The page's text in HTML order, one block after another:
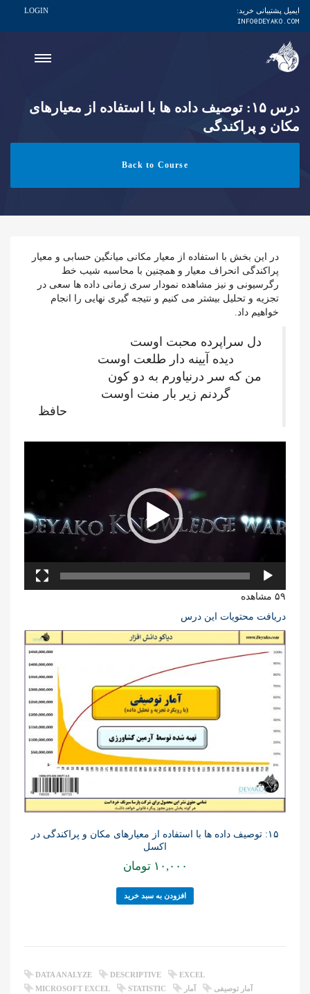
ایمیل پشتیبانی خرید:
INFO@DEYAKO.COM
LOGIN
درس ۱۵: توصیف داده ها با استفاده از معیارهای
مکان و پراکندگی
Back to Course
در این بخش با استفاده از معیار مکانی میانگین حسابی و معیار
پراکندگی انحراف معیار و همچنین با محاسبه شیب خط
رگرسیونی و نیز مشاهده نمودار سری زمانی داده ها سعی در
تجزیه و تحلیل بیشتر می کنیم و نتیجه گیری نهایی را انجام
خواهیم داد.
دل سراپرده محبت اوست
دیده آیینه دار طلعت اوست
من که سر درنیاورم به دو کون
گردنم زیر بار منت اوست
حافظ
۵۹ مشاهده
دریافت محتویات این درس
۱۵: توصیف داده ها با استفاده از معیارهای مکان و پراکندگی در
اکسل
۱۰,۰۰۰ تومان
افزودن به سبد خرید
DATA ANALYZE DESCRIPTIVE
EXCEL
MICROSOFT EXCEL
STATISTIC آمار
آمار توصیفی